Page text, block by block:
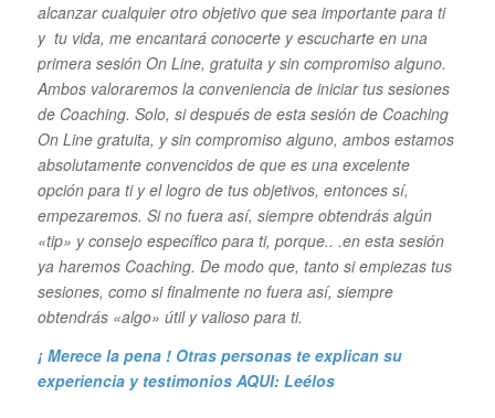
alcanzar cualquier otro objetivo que sea importante para ti
y tu vida, me encantará conocerte y escucharte en una
primera sesión On Line, gratuita y sin compromiso alguno.
Ambos valoraremos la conveniencia de iniciar tus sesiones
de Coaching. Solo, si después de esta sesión de Coaching
On Line gratuita, y sin compromiso alguno, ambos estamos
absolutamente convencidos de que es una excelente
opción para ti y el logro de tus objetivos, entonces sí,
empezaremos. Si no fuera así, siempre obtendrás algún
«tip» y consejo específico para ti, porque.. .en esta sesión
ya haremos Coaching. De modo que, tanto si empiezas tus
sesiones, como si finalmente no fuera así, siempre
obtendrás «algo» útil y valioso para ti.
¡ Merece la pena ! Otras personas te explican su
experiencia y testimonios AQUI: Leélos